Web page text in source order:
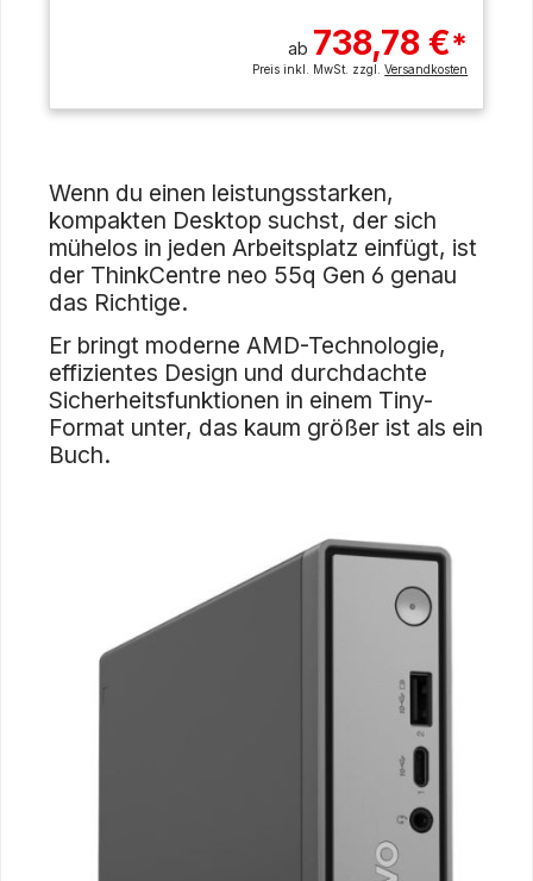
ab 738,78 €*
Preis inkl. MwSt. zzgl.Versandkosten
Wenn du einen leistungsstarken,
kompakten Desktop suchst, der sich
mühelos in jeden Arbeitsplatz einfügt, ist
der ThinkCentre neo 55q Gen 6 genau
das Richtige.
Er bringt moderne AMD-Technologie,
effizientes Design und durchdachte
Sicherheitsfunktionen in einem Tiny-
Format unter, das kaum größer ist als ein
Buch.